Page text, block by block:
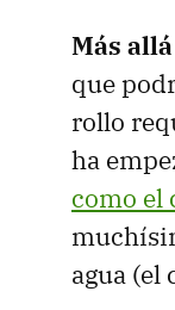
Más
que
rollo
ha
como el
agua (el